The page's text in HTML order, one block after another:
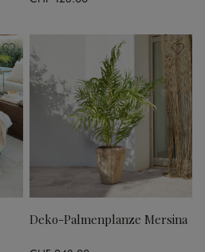
Deko-Palmenplanze Mersina